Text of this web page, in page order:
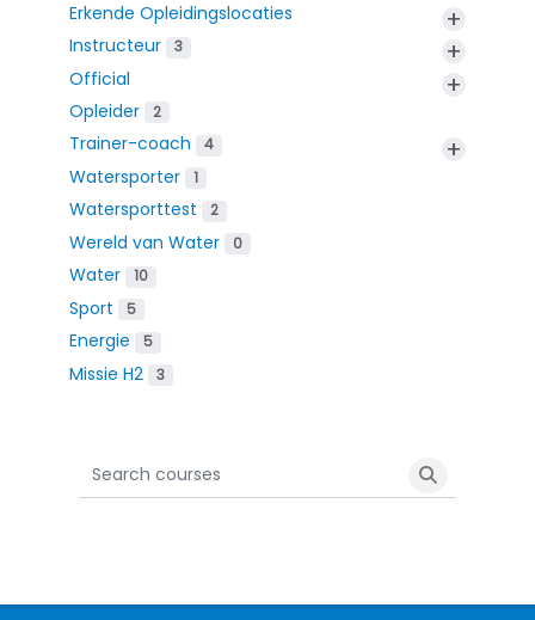
Erkende Opleidingslocaties +
Instructeur 3 +
Official +
Opleider 2
Trainer-coach 4 +
Watersporter 1
Watersporttest 2
Wereld van Water 0
Water 10
Sport 5
Energie 5
Missie H2 3
Search courses
Search